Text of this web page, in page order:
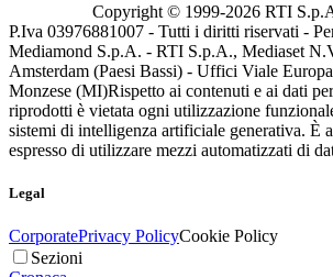
Copyright © 1999-2026 RTI
P.Iva 03976881007 - Tutti i diritti riservati -
Mediamond S.p.A. - RTI S.p.A., Mediaset
Amsterdam (Paesi Bassi) - Uffici Viale
Monzese (MI)Rispetto ai contenuti e ai dati
riprodotti è vietata ogni utilizzazione
sistemi di intelligenza artificiale generativa. È
espresso di utilizzare mezzi automatizzati di
Legal
CorporatePrivacy PolicyCookie Policy
Sezioni